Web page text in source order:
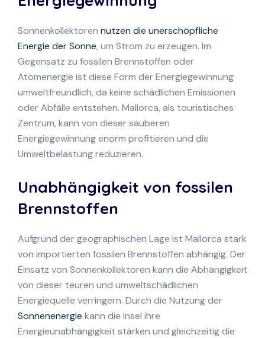
Sonnenkollektoren nutzen die unerschöpfliche
Energie der Sonne, um Strom zu erzeugen. Im
Gegensatz zu fossilen Brennstoffen oder
Atomenergie ist diese Form der Energiegewinnung
umweltfreundlich, da keine schädlichen Emissionen
oder Abfälle entstehen. Mallorca, als touristisches
Zentrum, kann von dieser sauberen
Energiegewinnung enorm profitieren und die
Umweltbelastung reduzieren.
Unabhängigkeit von fossilen
Brennstoffen
Aufgrund der geographischen Lage ist Mallorca stark
von importierten fossilen Brennstoffen abhängig. Der
Einsatz von Sonnenkollektoren kann die Abhängigkeit
von dieser teuren und umweltschädlichen
Energiequelle verringern. Durch die Nutzung der
Sonnenenergie kann die Insel ihre
Energieunabhängigkeit stärken und gleichzeitig die